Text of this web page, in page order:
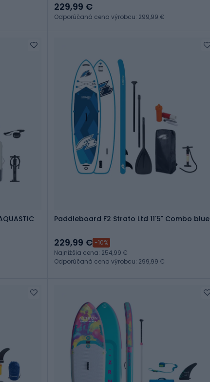
229,99 €
Odporúčaná cena výrobcu: 299,99 €
Paddleboard F2 Strato Ltd 11'5" Combo blue
229,99 € -10%
Najnižšia cena: 254,99 €
Odporúčaná cena výrobcu: 299,99 €